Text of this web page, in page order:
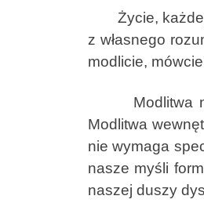
Życie,
z własnego
modlicie,
Modlitwa
Modlitwa
nie wymaga
nasze myśli
naszej duszy